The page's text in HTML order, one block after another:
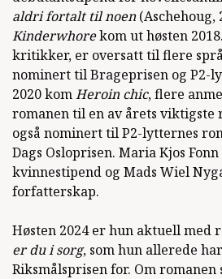
Se alle utgivelser
aldri fortalt til noen(Aschehoug,
Kinderwhorekom ut høsten
kritikker, er oversatt til flere
nominert til Brageprisen og P2-
2020 komHeroin chic, flere
romanen til en av årets viktigste
også nominert til P2-lytternes
Dags Osloprisen. Maria Kjos
kvinnestipend og Mads Wiel
forfatterskap.
Høsten 2024 er hun aktuell med
er du i sorg, som hun allerede
Riksmålsprisen for. Om